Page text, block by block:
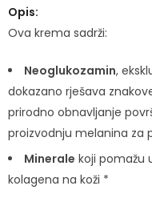
Opis:
Ova krema sadrži:
Neoglukozamin,
dokazano rješava
prirodno obnavljanje
proizvodnju melanina za
Minerale koji pomažu
kolagena na koži *